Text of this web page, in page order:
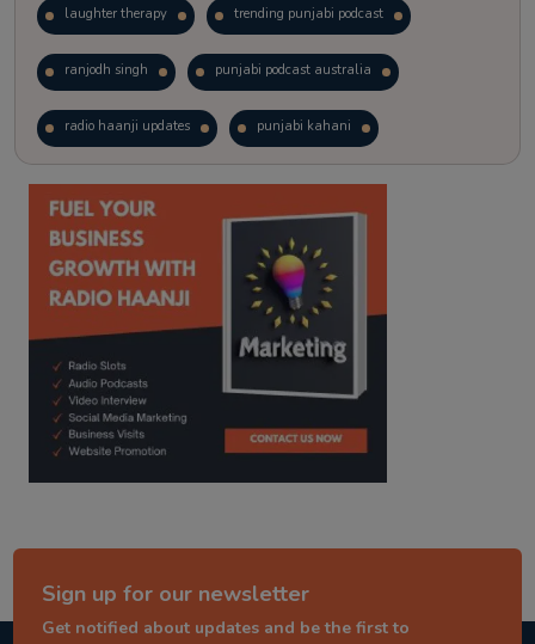
laughter therapy trending punjabi podcast
ranjodh singh punjabi podcast australia
radio haanji updates punjabi kahani
kitaab kahani punjabi story
Sign up for our newsletter
Get notified about updates and be the first to